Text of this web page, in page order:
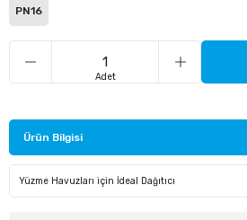
PN16
Adet
Ürün Bilgisi
Yüzme Havuzları için İdeal Dağıtıcı